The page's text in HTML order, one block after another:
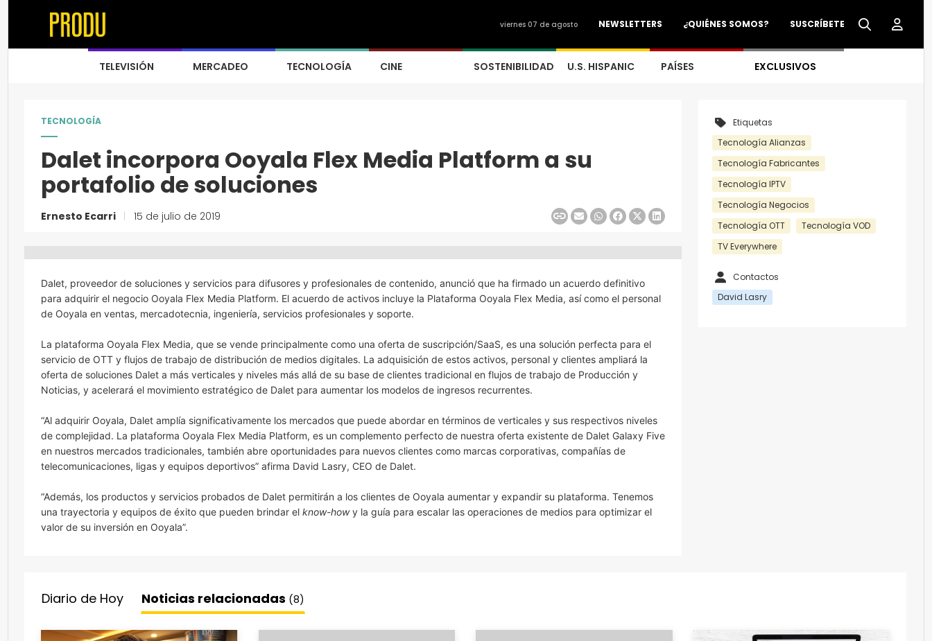
SUSCRÍBETE
¿QUIÉNES SOMOS?
NEWSLETTERS
viernes 07 de agosto
TELEVISIÓN MERCADEO TECNOLOGÍA CINE SOSTENIBILIDAD U.S. HISPANIC PAÍSES EXCLUSIVOS
TECNOLOGÍA
Dalet incorpora Ooyala Flex Media Platform a su
portafolio de soluciones
Ernesto Ecarri 15 de julio de 2019
Dalet, proveedor de soluciones y servicios para difusores y profesionales de contenido, anunció que ha firmado un acuerdo definitivo
para adquirir el negocio Ooyala Flex Media Platform. El acuerdo de activos incluye la Plataforma Ooyala Flex Media, así como el personal
de Ooyala en ventas, mercadotecnia, ingeniería, servicios profesionales y soporte.
La plataforma Ooyala Flex Media, que se vende principalmente como una oferta de suscripción/SaaS, es una solución perfecta para el
servicio de OTT y flujos de trabajo de distribución de medios digitales. La adquisición de estos activos, personal y clientes ampliará la
oferta de soluciones Dalet a más verticales y niveles más allá de su base de clientes tradicional en flujos de trabajo de Producción y
Noticias, y acelerará el movimiento estratégico de Dalet para aumentar los modelos de ingresos recurrentes.
“Al adquirir Ooyala, Dalet amplía significativamente los mercados que puede abordar en términos de verticales y sus respectivos niveles
de complejidad. La plataforma Ooyala Flex Media Platform, es un complemento perfecto de nuestra oferta existente de Dalet Galaxy Five
en nuestros mercados tradicionales, también abre oportunidades para nuevos clientes como marcas corporativas, compañías de
telecomunicaciones, ligas y equipos deportivos” afirma David Lasry, CEO de Dalet.
“Además, los productos y servicios probados de Dalet permitirán a los clientes de Ooyala aumentar y expandir su plataforma. Tenemos
una trayectoria y equipos de éxito que pueden brindar el know-howy la guía para escalar las operaciones de medios para optimizar el
valor de su inversión en Ooyala”.
Etiquetas
Tecnología Alianzas
Tecnología Fabricantes
Tecnología IPTV
Tecnología Negocios
Tecnología OTT
Tecnología VOD
TV Everywhere
Contactos
David Lasry
Diario de Hoy Noticias relacionadas (8)